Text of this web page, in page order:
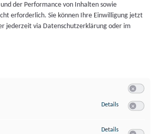
der Performance von Inhalten sowie
erforderlich. Sie können Ihre Einwilligung jetzt
jederzeit via Datenschutzerklärung oder im
Details zu
Details zu